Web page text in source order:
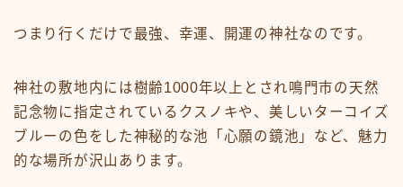
つまり行くだけで最強、幸運、開運の神社なのです。
神社の敷地内には樹齢1000年以上とされ鳴門市の天然
記念物に指定されているクスノキや、美しいターコイズ
ブルーの色をした神秘的な池「心願の鏡池」など、魅力
的な場所が沢山あります。